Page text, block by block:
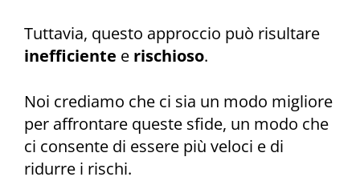
Tuttavia, questo approccio può risultare
inefficiente e rischioso.
Noi crediamo che ci sia un modo migliore
per affrontare queste sfide, un modo che
ci consente di essere più veloci e di
ridurre i rischi.